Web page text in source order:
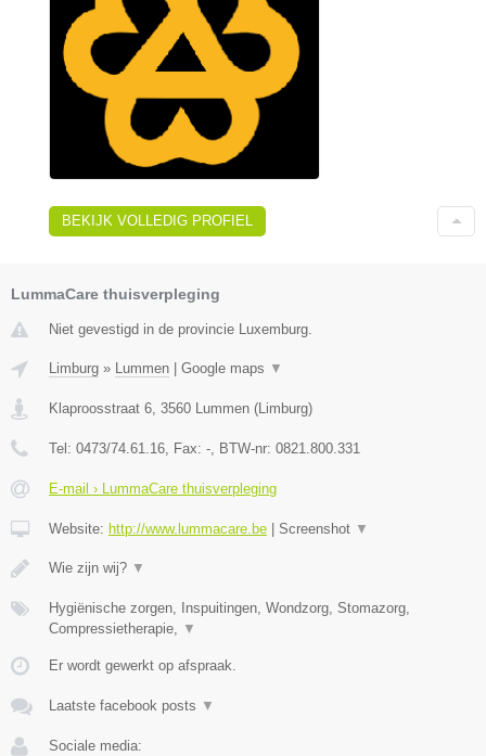
BEKIJK VOLLEDIG PROFIEL
LummaCare thuisverpleging
Niet gevestigd in de provincie Luxemburg.
Limburg » Lummen Google maps ▼
Klaproosstraat 6, 3560 Lummen (Limburg)
Tel: 0473/74.61.16, Fax: -, BTW-nr: 0821.800.331
E-mail › LummaCare thuisverpleging
Website: http://www.lummacare.be Screenshot ▼
Wie zijn wij? ▼
Hygiënische zorgen, Inspuitingen, Wondzorg, Stomazorg,
Compressietherapie, ▼
Er wordt gewerkt op afspraak.
Laatste facebook posts ▼
Sociale media: